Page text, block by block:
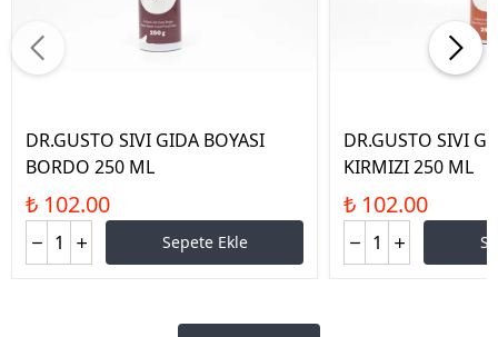
DR.GUSTO SIVI GIDA BOYASI
BORDO 250 ML
₺ 102.00
Sepete Ekle
DR.GUSTO SIVI
KIRMIZI 250 ML
₺ 102.00